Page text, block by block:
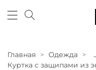
Главная Одежда
Куртка с защипами из